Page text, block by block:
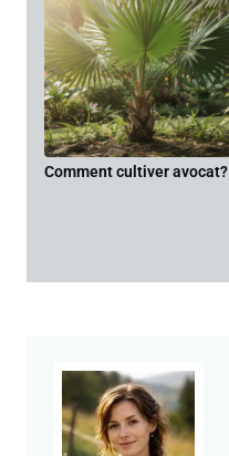
Comment cultiver avocat?